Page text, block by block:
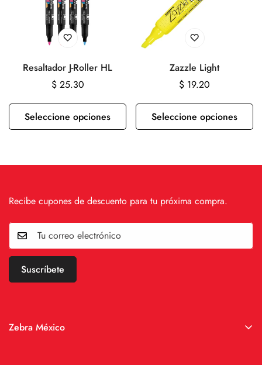
Resaltador J-Roller HL
Precio
$ 25.30
Seleccione opciones
Zazzle Light
Precio
$ 19.20
Seleccione opciones
Zebra México
Recibe cupones de descuento para tu próxima compra.
Suscríbete